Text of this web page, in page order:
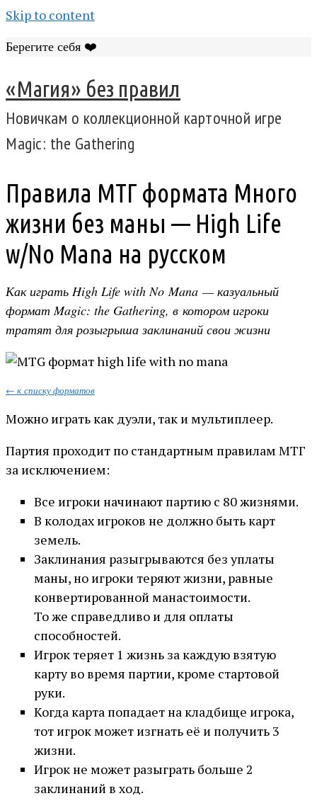
Skip to content
Берегите себя ❤️
«Магия» без правил
Новичкам о коллекционной карточной игре
Magic: the Gathering
Правила МТГ формата Много
жизни без маны — High Life
w/No Mana на русском
Как играть High Life with No Mana — казуальный
формат Magic: the Gathering, в котором игроки
тратят для розыгрыша заклинаний свои жизни
← к списку форматов
Можно играть как дуэли, так и мультиплеер.
Партия проходит по стандартным правилам МТГ
за исключением:
Все игроки начинают партию с 80 жизнями.
В колодах игроков не должно быть карт
земель.
Заклинания разыгрываются без уплаты
маны, но игроки теряют жизни, равные
конвертированной манастоимости.
То же справедливо и для оплаты
способностей.
Игрок теряет 1 жизнь за каждую взятую
карту во время партии, кроме стартовой
руки.
Когда карта попадает на кладбище игрока,
тот игрок может изгнать её и получить 3
жизни.
Игрок не может разыграть больше 2
заклинаний в ход.